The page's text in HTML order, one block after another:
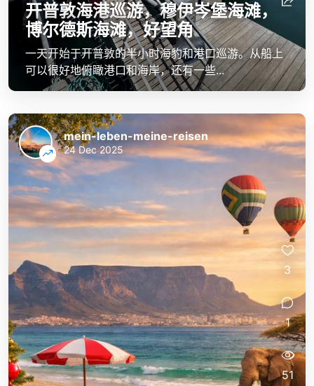
开普敦海港巡游，穆伊岑堡海滩，
博尔德斯海滩，好望角
一天开始于开普敦的半小时海豹和港口巡游。从船上
可以很好地俯瞰港口和海岸，还有一些...
mein-leben-meine-reisen
24 Dec 2025
3
1
51